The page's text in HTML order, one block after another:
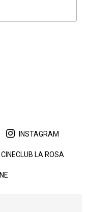
INSTAGRAM
CINECLUB LA ROSA